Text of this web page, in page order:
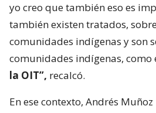
yo creo que también eso es
también existen tratados,
comunidades indígenas y son
comunidades indígenas, como
la OIT”, recalcó.
En ese contexto, Andrés